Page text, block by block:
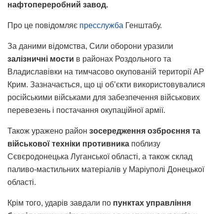
нафтопереробний завод.
Про це повідомляє пресслужба Генштабу.
За даними відомства, Сили оборони уразили
залізничні мости в районах Роздольного та
Владиславівки на тимчасово окупованій території АР
Крим. Зазначається, що ці об’єкти використовувалися
російськими військами для забезпечення військових
перевезень і постачання окупаційної армії.
Також уражено район зосередження озброєння та
військової техніки противника поблизу
Сєвєродонецька Луганської області, а також склад
паливо-мастильних матеріалів у Маріуполі Донецької
області.
Крім того, ударів завдали по пунктах управління